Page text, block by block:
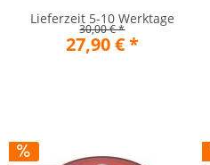
Lieferzeit 5-10 Werktage
30,00 € *
27,90 € *